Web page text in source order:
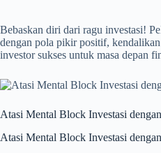
Bebaskan diri dari ragu investasi!
dengan pola pikir positif,
investor sukses untuk masa depan
Atasi Mental Block Investasi
Atasi Mental Block Investasi